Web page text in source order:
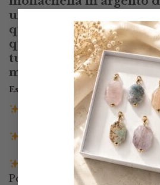
un tocco di brillantezza
questi orecchini
queste creazioni
tuo stile e portare con
mare in ogni occasione
Esaurito
Spedizione gratuita in
Spedizione entro 3 giorni
Pagamenti tramite
Postepay e Scalapay